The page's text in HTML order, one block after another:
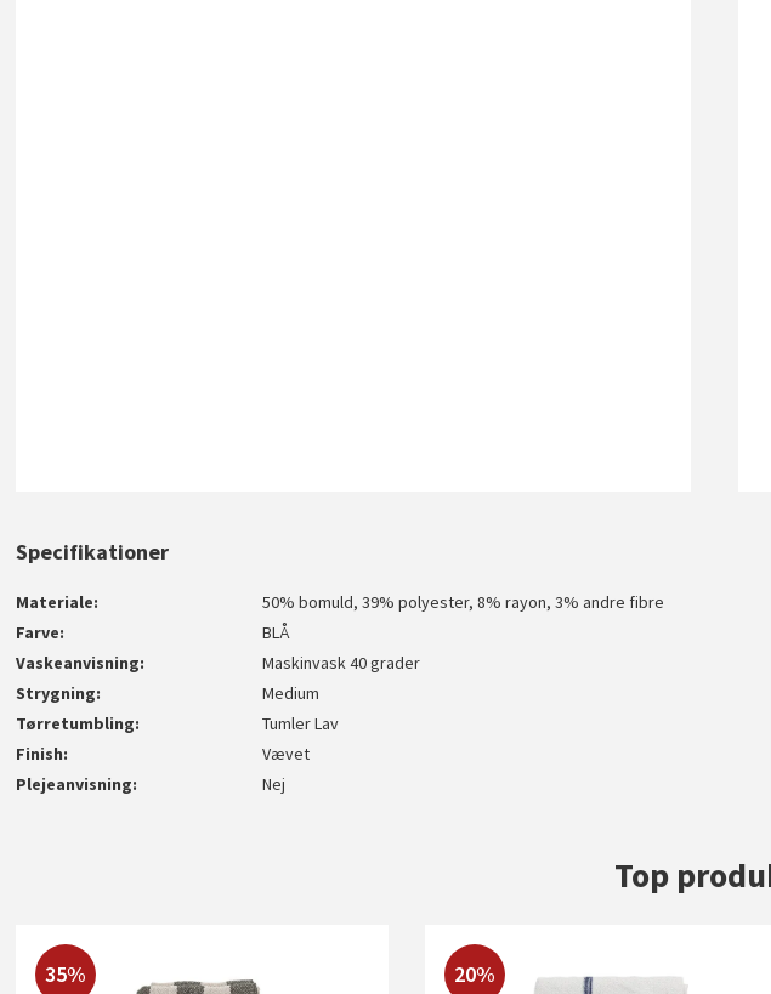
Specifikationer
Materiale
50% bomuld, 39% polyester, 8% rayon, 3% andre fibre
Farve
BLÅ
Vaskeanvisning
Maskinvask 40 grader
Strygning
Medium
Tørretumbling
Tumler Lav
Finish
Vævet
Plejeanvisning
Nej
Top
35% 20%